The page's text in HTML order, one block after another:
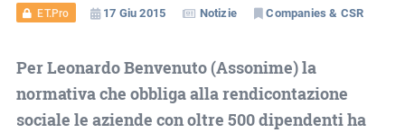
ET.Pro 17 Giu 2015 Notizie Companies & CSR
Per Leonardo Benvenuto (Assonime) la
normativa che obbliga alla rendicontazione
sociale le aziende con oltre 500 dipendenti ha